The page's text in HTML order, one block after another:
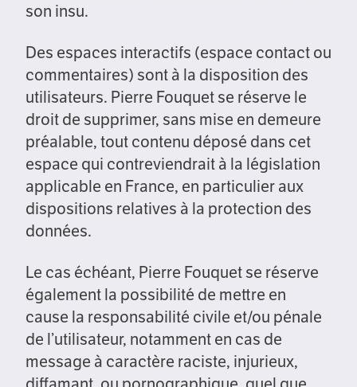
son insu.
Des espaces interactifs (espace contact ou
commentaires) sont à la disposition des
utilisateurs. Pierre Fouquet se réserve le
droit de supprimer, sans mise en demeure
préalable, tout contenu déposé dans cet
espace qui contreviendrait à la législation
applicable en France, en particulier aux
dispositions relatives à la protection des
données.
Le cas échéant, Pierre Fouquet se réserve
également la possibilité de mettre en
cause la responsabilité civile et/ou pénale
de l’utilisateur, notamment en cas de
message à caractère raciste, injurieux,